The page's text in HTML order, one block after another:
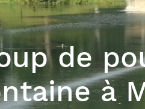
de
à